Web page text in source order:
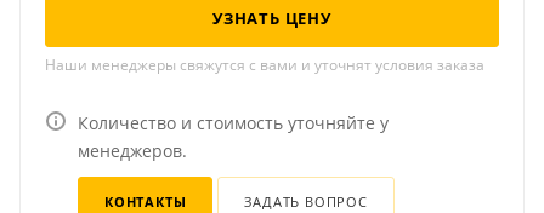
УЗНАТЬ ЦЕНУ
Наши менеджеры свяжутся с вами и уточнят условия заказа
Количество и стоимость уточняйте у
менеджеров.
КОНТАКТЫ ЗАДАТЬ ВОПРОС